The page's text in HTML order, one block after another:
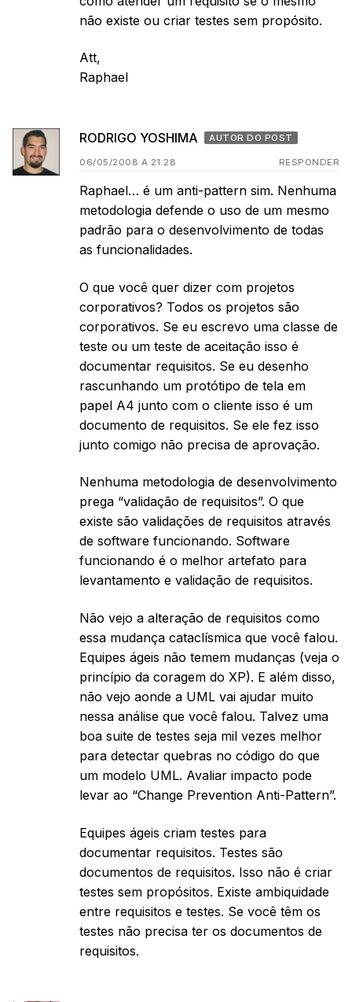
não existe ou criar testes sem propósito.
Att,
Raphael
RODRIGO YOSHIMA AUTOR DO POST
06/05/2008 A 21:28 RESPONDER
Raphael… é um anti-pattern sim. Nenhuma
metodologia defende o uso de um mesmo
padrão para o desenvolvimento de todas
as funcionalidades.
O que você quer dizer com projetos
corporativos? Todos os projetos são
corporativos. Se eu escrevo uma classe de
teste ou um teste de aceitação isso é
documentar requisitos. Se eu desenho
rascunhando um protótipo de tela em
papel A4 junto com o cliente isso é um
documento de requisitos. Se ele fez isso
junto comigo não precisa de aprovação.
Nenhuma metodologia de desenvolvimento
prega “validação de requisitos”. O que
existe são validações de requisitos através
de software funcionando. Software
funcionando é o melhor artefato para
levantamento e validação de requisitos.
Não vejo a alteração de requisitos como
essa mudança cataclísmica que você falou.
Equipes ágeis não temem mudanças (veja o
princípio da coragem do XP). E além disso,
não vejo aonde a UML vai ajudar muito
nessa análise que você falou. Talvez uma
boa suite de testes seja mil vezes melhor
para detectar quebras no código do que
um modelo UML. Avaliar impacto pode
levar ao “Change Prevention Anti-Pattern”.
Equipes ágeis criam testes para
documentar requisitos. Testes são
documentos de requisitos. Isso não é criar
testes sem propósitos. Existe ambiquidade
entre requisitos e testes. Se você têm os
testes não precisa ter os documentos de
requisitos.